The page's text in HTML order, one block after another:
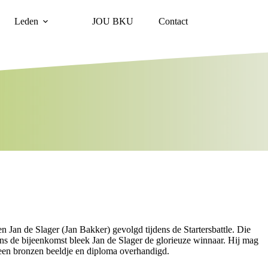
Leden JOU BKU Contact
de Slager (Jan Bakker) gevolgd tijdens de Startersbattle. Die
de bijeenkomst bleek Jan de Slager de glorieuze winnaar. Hij mag
bronzen beeldje en diploma overhandigd.